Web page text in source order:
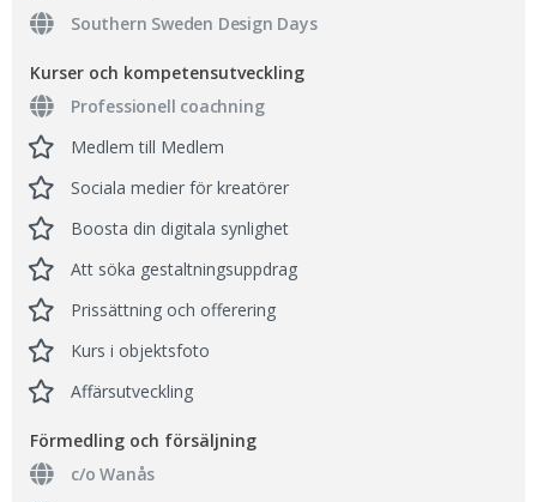
Southern Sweden Design Days
Kurser och kompetensutveckling
Professionell coachning
Medlem till Medlem
Sociala medier för kreatörer
Boosta din digitala synlighet
Att söka gestaltningsuppdrag
Prissättning och offerering
Kurs i objektsfoto
Affärsutveckling
Förmedling och försäljning
c/o Wanås